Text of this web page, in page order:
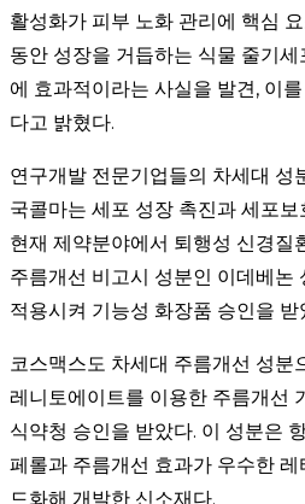
활성화가 피부 노화 관리에 핵심
동안 성장을 거듭하는 식물 줄기
에 효과적이라는 사실을 발견, 이
다고 밝혔다.
연구개발 전문기업들의 차세대 성
국콜마는 세포 성장 촉진과 세포
현재 제약분야에서 퇴행성 신경질
주름개선 비고시 성분인 이데베논
적용시켜 기능성 화장품 승인을 받
코스맥스도 차세대 주름개선 성분
레니토에이트를 이용한 주름개선
식약청 승인을 받았다. 이 성분은
페롤과 주름개선 효과가 우수한
드화해 개발한 신소재다.